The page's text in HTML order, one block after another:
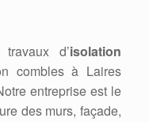
d’isolation
combles à Laires
entreprise est le
des murs, façade,